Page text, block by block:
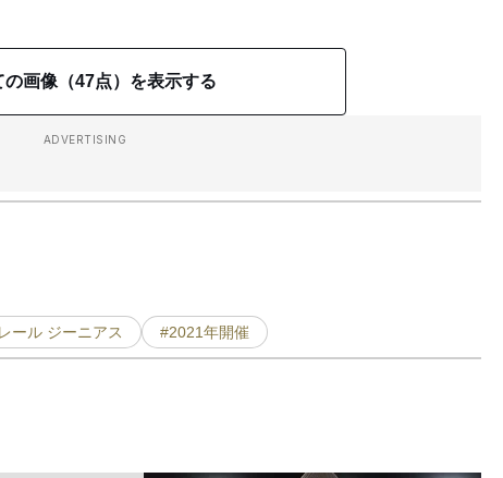
の画像（47点）を表示する
ADVERTISING
ール ジーニアス #2021年開催